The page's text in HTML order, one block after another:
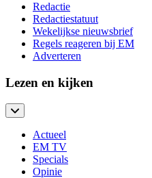
Redactie
Redactiestatuut
Wekelijkse nieuwsbrief
Regels reageren bij EM
Adverteren
Lezen en kijken
Actueel
EM TV
Specials
Opinie